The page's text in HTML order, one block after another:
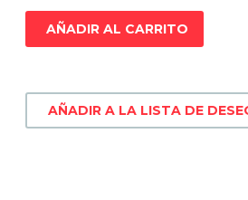
AÑADIR AL CARRITO
AÑADIR A LA LISTA DE